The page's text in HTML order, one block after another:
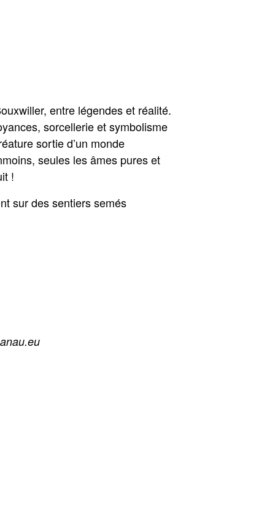
entre légendes et réalité.
sorcellerie et symbolisme
sortie d’un monde
seules les âmes pures et
!
sur des sentiers semés